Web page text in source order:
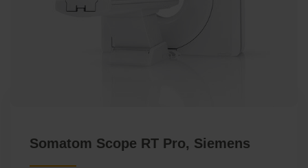
Somatom Scope RT Pro, Siemens